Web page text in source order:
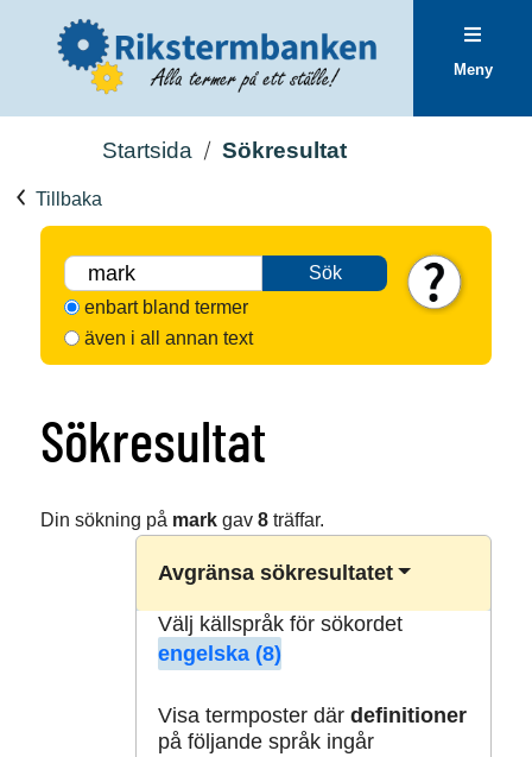
Meny
Startsida Sökresultat
Tillbaka
Sök
enbart bland termer
även i all annan text
Sökresultat
Din sökning på markgav 8träffar.
Avgränsa sökresultatet
Välj källspråk för sökordet
engelska (8)
Visa termposter där definitioner
på följande språk ingår